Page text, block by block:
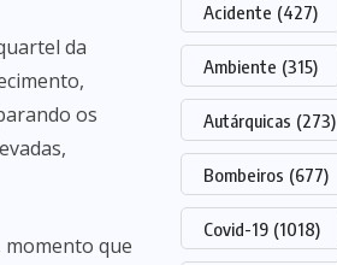
da
os
momento que
Acidente (427)
Ambiente (315)
Autárquicas (273)
Bombeiros (677)
Covid-19 (1018)